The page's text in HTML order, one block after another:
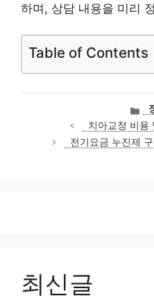
하며, 상담 내용을 미리
Table of Contents
카
테
고
리
치아교정 비용
전기요금 누진제
최신글